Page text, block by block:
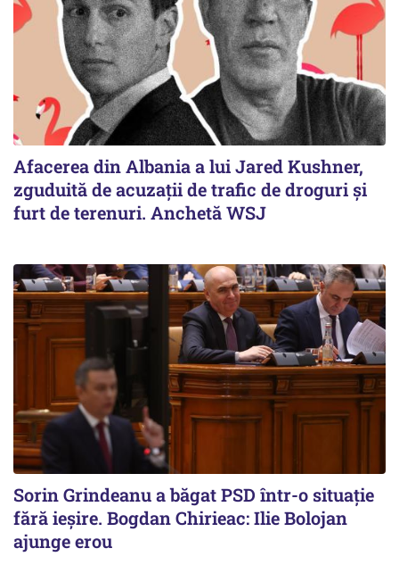
Afacerea din Albania a lui Jared Kushner,
zguduită de acuzații de trafic de droguri și
furt de terenuri. Anchetă WSJ
Sorin Grindeanu a băgat PSD într-o situație
fără ieșire. Bogdan Chirieac: Ilie Bolojan
ajunge erou